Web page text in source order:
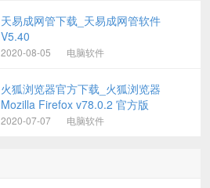
天易成网管下载_天易成网管软件
V5.40
2020-08-05 电脑软件
火狐浏览器官方下载_火狐浏览器
Mozilla Firefox v78.0.2 官方版
2020-07-07 电脑软件